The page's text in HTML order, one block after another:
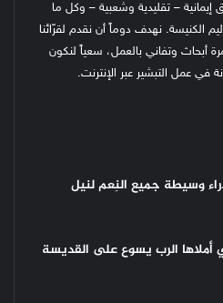
إيمانية – تقليدية وشعبية – وكل ما
الكنيسة. نهدف دوماً أن نقدم لقرّائنا
أبحاث وتفاني بالعمل، سعياً لنكون
في عمل التبشير عبر الإنترنت.
وسيطة جميع النِعم لنيل
أملاها الرب يسوع على القديسة